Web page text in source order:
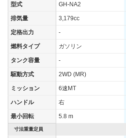
街地)
-
WLTCモード(郊
外)
WLTCモード(高
-
装備オプション
型式 GH-NA2
排気量 3,179cc
定格出力 -
燃料タイプ ガソリン
タンク容量 -
駆動方式 2WD (MR)
ミッション 6速MT
ハンドル 右
最小回転 5.8 m
寸法重量定員